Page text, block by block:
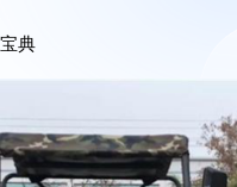
典